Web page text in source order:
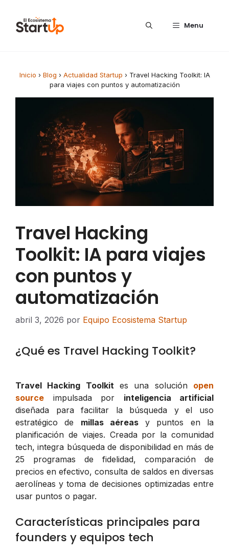
Menu
Inicio › Blog › Actualidad Startup › Travel Hacking Toolkit: IA
para viajes con puntos y automatización
Travel Hacking
Toolkit: IA para viajes
con puntos y
automatización
abril 3, 2026 por Equipo Ecosistema Startup
¿Qué es Travel Hacking Toolkit?
Travel Hacking Toolkit es una solución open
source impulsada por inteligencia artificial
diseñada para facilitar la búsqueda y el uso
estratégico de millas aéreasy puntos en la
planificación de viajes. Creada por la comunidad
tech, integra búsqueda de disponibilidad en más de
25 programas de fidelidad, comparación de
precios en efectivo, consulta de saldos en diversas
aerolíneas y toma de decisiones optimizadas entre
usar puntos o pagar.
Características principales para
founders y equipos tech